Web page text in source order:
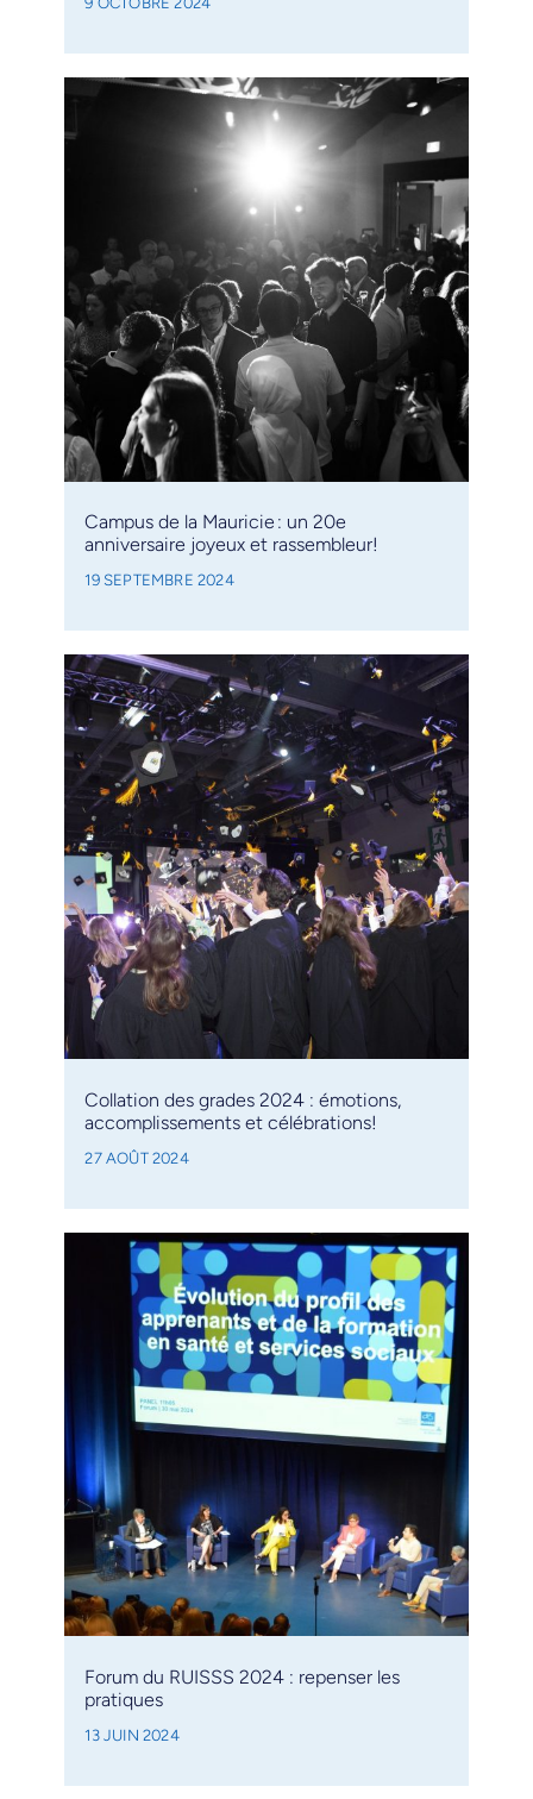
Campus de la Mauricie : un 20e
anniversaire joyeux et rassembleur!
19 SEPTEMBRE 2024
Collation des grades 2024 : émotions,
accomplissements et célébrations!
27 AOÛT 2024
Forum du RUISSS 2024 : repenser les
pratiques
13 JUIN 2024